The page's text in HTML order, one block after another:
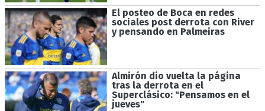
El posteo de Boca en redes
sociales post derrota con River
y pensando en Palmeiras
Almirón dio vuelta la página
tras la derrota en el
Superclásico: "Pensamos en el
jueves"